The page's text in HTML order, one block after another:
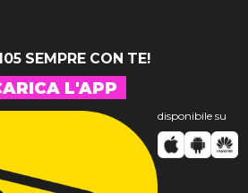
SEMPRE CON TE!
L'APP
disponibile su